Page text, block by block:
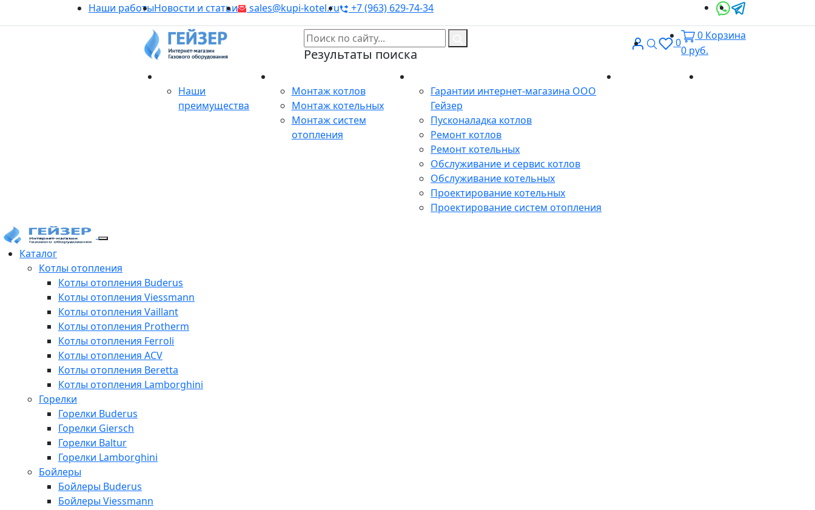
Наши работыНовости и статьи sales@kupi-kotel.ru +7 (963) 629-74-34
Результаты поиска
ВходПоиск
0
0 Корзина
0 руб.
Наши
преимущества
Монтаж котлов
Монтаж котельных
Монтаж систем
отопления
Гарантии интернет-магазина ООО
Гейзер
Пусконаладка котлов
Ремонт котлов
Ремонт котельных
Обслуживание и сервис котлов
Обслуживание котельных
Проектирование котельных
Проектирование систем отопления
Каталог
Котлы отопления
Котлы отопления Buderus
Котлы отопления Viessmann
Котлы отопления Vaillant
Котлы отопления Protherm
Котлы отопления Ferroli
Котлы отопления ACV
Котлы отопления Beretta
Котлы отопления Lamborghini
Горелки
Горелки Buderus
Горелки Giersch
Горелки Baltur
Горелки Lamborghini
Бойлеры
Бойлеры Buderus
Бойлеры Viessmann